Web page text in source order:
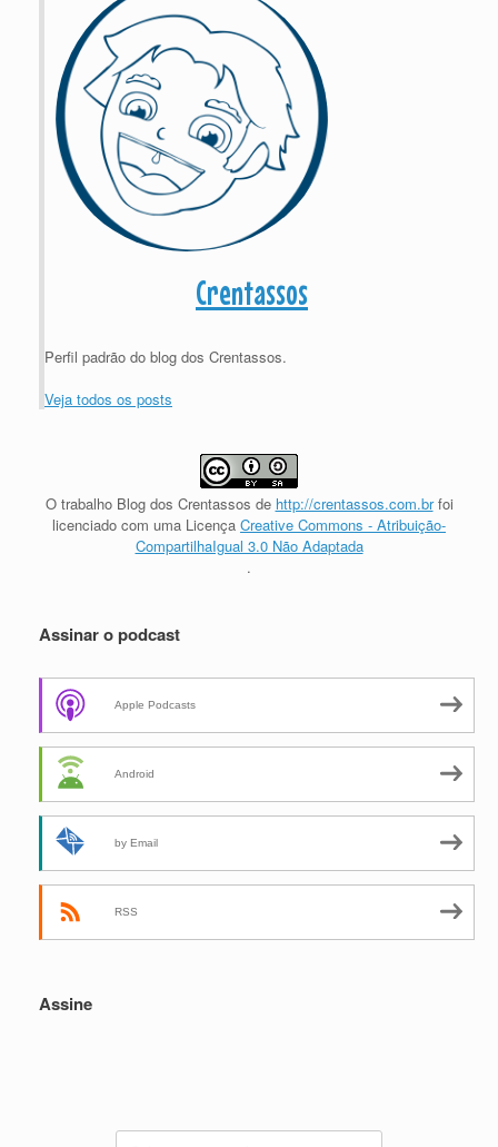
Crentassos
Perfil padrão do blog dos Crentassos.
Veja todos os posts
O trabalho Blog dos Crentassos de http://crentassos.com.brfoi
licenciado com uma Licença Creative Commons - Atribuição-
CompartilhaIgual 3.0 Não Adaptada
.
Assinar o podcast
Apple Podcasts
Android
by Email
RSS
Assine